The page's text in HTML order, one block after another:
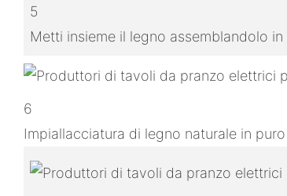
5
Metti insieme il legno assemblandolo
6
Impiallacciatura di legno naturale in